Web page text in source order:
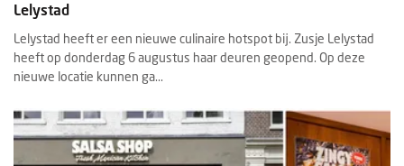
Lelystad
Lelystad heeft er een nieuwe culinaire hotspot bij. Zusje Lelystad
heeft op donderdag 6 augustus haar deuren geopend. Op deze
nieuwe locatie kunnen ga...